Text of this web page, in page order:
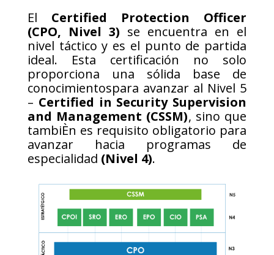
El Certified Protection Officer
(CPO, Nivel 3) se encuentra en el
nivel táctico y es el punto de partida
ideal. Esta certificación no solo
proporciona una sólida base de
conocimientospara avanzar al Nivel 5
– Certified in Security Supervision
and Management (CSSM), sino que
tambiÈn es requisito obligatorio para
avanzar hacia programas de
especialidad (Nivel 4).